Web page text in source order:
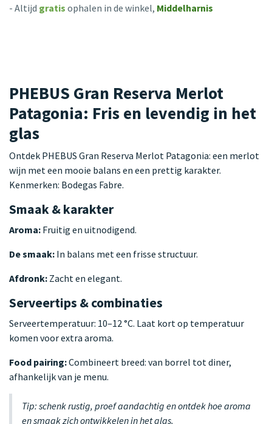
- Altijd gratis ophalen in de winkel, Middelharnis
PHEBUS Gran Reserva Merlot
Patagonia: Fris en levendig in het
glas
Ontdek PHEBUS Gran Reserva Merlot Patagonia: een merlot
wijn met een mooie balans en een prettig karakter.
Kenmerken: Bodegas Fabre.
Smaak & karakter
Aroma: Fruitig en uitnodigend.
De smaak: In balans met een frisse structuur.
Afdronk: Zacht en elegant.
Serveertips & combinaties
Serveertemperatuur: 10–12 °C. Laat kort op temperatuur
komen voor extra aroma.
Food pairing:Combineert breed: van borrel tot diner,
afhankelijk van je menu.
Tip: schenk rustig, proef aandachtig en ontdek hoe aroma
en smaak zich ontwikkelen in het glas.